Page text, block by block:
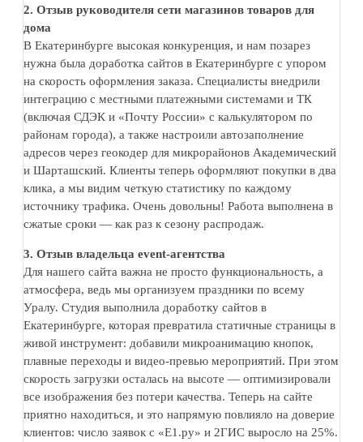
2. Отзыв руководителя сети магазинов товаров для
дома
В Екатеринбурге высокая конкуренция, и нам позарез
нужна была доработка сайтов в Екатеринбурге с упором
на скорость оформления заказа. Специалисты внедрили
интеграцию с местными платежными системами и ТК
(включая СДЭК и «Почту России» с калькулятором по
районам города), а также настроили автозаполнение
адресов через геокодер для микрорайонов Академический
и Шарташский. Клиенты теперь оформляют покупки в два
клика, а мы видим четкую статистику по каждому
источнику трафика. Очень довольны! Работа выполнена в
сжатые сроки — как раз к сезону распродаж.
3. Отзыв владельца event-агентства
Для нашего сайта важна не просто функциональность, а
атмосфера, ведь мы организуем праздники по всему
Уралу. Студия выполнила доработку сайтов в
Екатеринбурге, которая превратила статичные страницы в
живой инструмент: добавили микроанимацию кнопок,
плавные переходы и видео-превью мероприятий. При этом
скорость загрузки осталась на высоте — оптимизировали
все изображения без потери качества. Теперь на сайте
приятно находиться, и это напрямую повлияло на доверие
клиентов: число заявок с «Е1.ру» и 2ГИС выросло на 25%.